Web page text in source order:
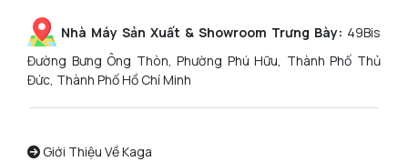
Nhà Máy Sản Xuất & Showroom Trưng Bày: 49Bis
Đường Bưng Ông Thòn, Phường Phú Hữu, Thành Phố Thủ
Đức, Thành Phố Hồ Chí Minh
Giới Thiệu Về Kaga